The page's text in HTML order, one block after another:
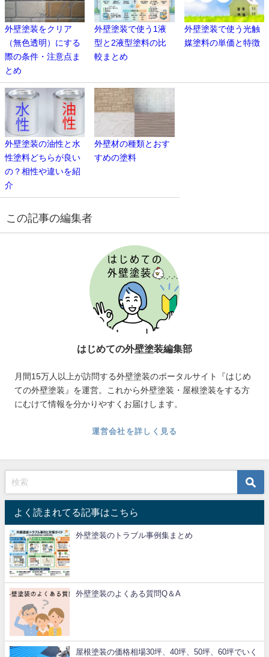
外壁塗装をクリア
（無色透明）にする
際の条件・注意点ま
とめ
外壁塗装で使う1液
型と2液型塗料の比
較まとめ
外壁塗装で使う光触
媒塗料の単価と特徴
外壁塗装の油性と水
性塗料どちらが良い
の？相性や違いを紹
介
外壁材の種類とおす
すめの塗料
この記事の編集者
はじめての外壁塗装編集部
月間15万人以上が訪問する外壁塗装のポータルサイト『はじめ
ての外壁塗装』を運営。これから外壁塗装・屋根塗装をする方
にむけて情報を分かりやすくお届けします。
運営会社を詳しく見る
よく読まれてる記事はこちら
外壁塗装のトラブル事例集まとめ
外壁塗装のよくある質問Q＆A
屋根塗装の価格相場30坪、40坪、50坪、60坪でいく